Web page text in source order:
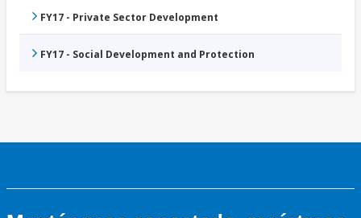
FY17 - Private Sector Development
FY17 - Social Development and Protection